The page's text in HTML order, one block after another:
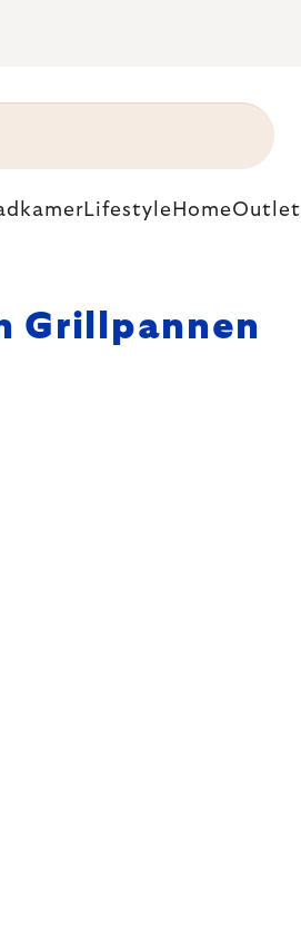
Lifestyle HomeOutlet
Grillpannen